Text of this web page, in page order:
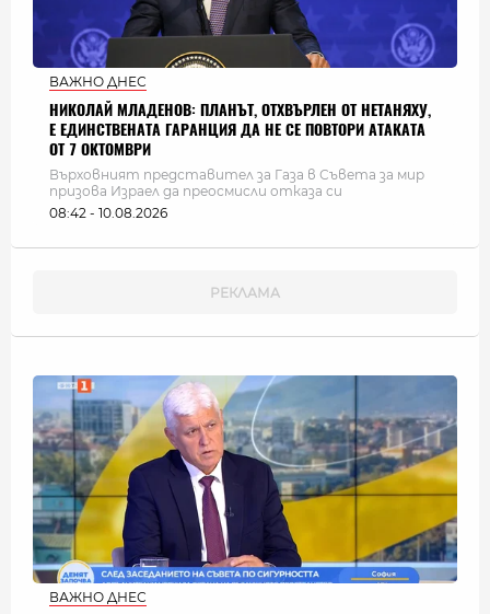
ВАЖНО ДНЕС
НИКОЛАЙ МЛАДЕНОВ: ПЛАНЪТ, ОТХВЪРЛЕН ОТ НЕТАНЯХУ,
Е ЕДИНСТВЕНАТА ГАРАНЦИЯ ДА НЕ СЕ ПОВТОРИ АТАКАТА
ОТ 7 ОКТОМВРИ
Върховният представител за Газа в Съвета за мир
призова Израел да преосмисли отказа си
08:42 - 10.08.2026
ВАЖНО ДНЕС